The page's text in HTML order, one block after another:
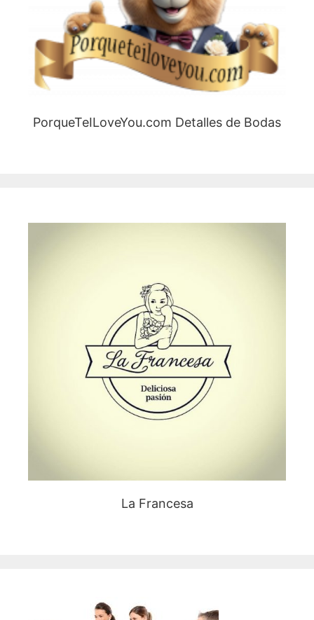
PorqueTeILoveYou.com Detalles de Bodas
La Francesa